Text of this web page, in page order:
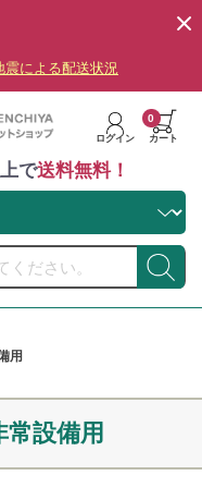
震による配送状況
ログイン カート
0
で送料無料！
用
設備用